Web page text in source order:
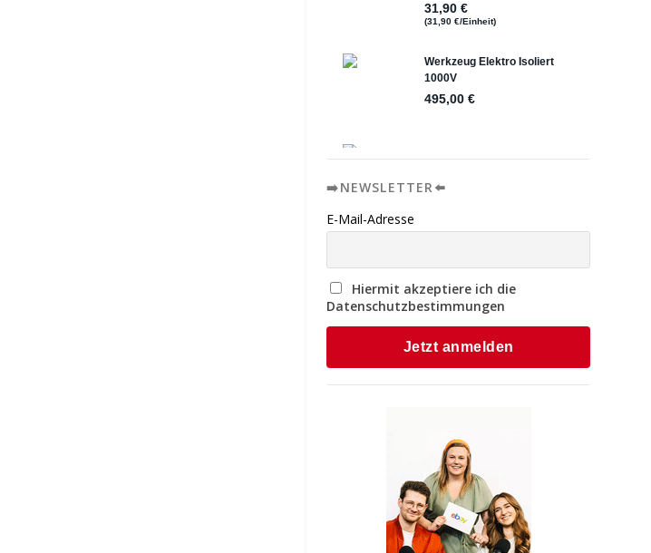
➡️NEWSLETTER⬅️
E-Mail-Adresse
Hiermit akzeptiere ich die
Datenschutzbestimmungen